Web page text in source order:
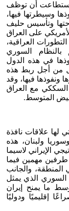
استطاعت أن توظف
وسيطرتها فيها،
وتأسيس حليف
على العراق
التطورات العراقية،
بالنظام السوري
في هذه الدول
من أجل ربط هذه
ونفوذها فيها، وقد
مع العراق
المتوسط.
لها علاقات نافذة
ولبنان، هذه
الإيراني لاسيما
طرفين مهمين فيما
والجانب
السوري الذي يمثل
ما يمنح إيران
إقليميًا ودوليًا